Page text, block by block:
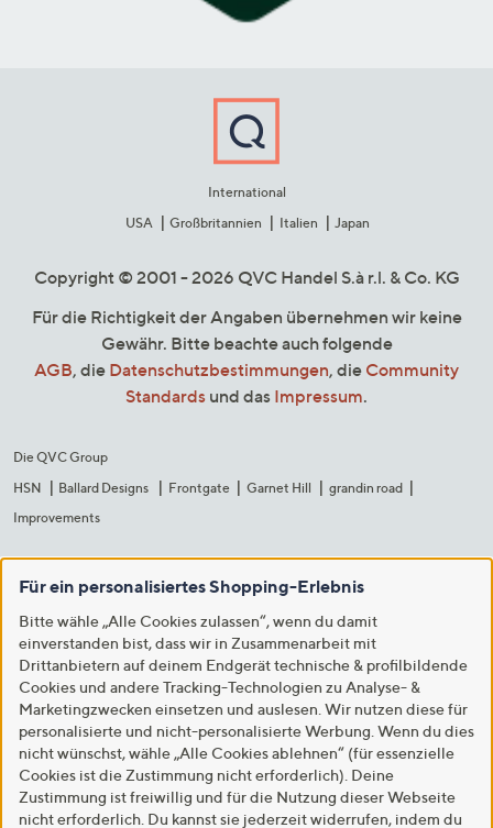
International
USA
Großbritannien Italien Japan
Copyright © 2001 - 2026 QVC Handel S.à r.l. & Co. KG
Für die Richtigkeit der Angaben übernehmen wir keine
Gewähr. Bitte beachte auch folgende
AGB, die Datenschutzbestimmungen, die Community
Standards und das Impressum.
Die QVC Group
HSN
Ballard Designs Frontgate Garnet Hill
grandin road
Improvements
Für ein personalisiertes Shopping-Erlebnis
Bitte wähle „Alle Cookies zulassen“, wenn du damit
einverstanden bist, dass wir in Zusammenarbeit mit
Drittanbietern auf deinem Endgerät technische & profilbildende
Cookies und andere Tracking-Technologien zu Analyse- &
Marketingzwecken einsetzen und auslesen. Wir nutzen diese für
personalisierte und nicht-personalisierte Werbung. Wenn du dies
nicht wünschst, wähle „Alle Cookies ablehnen“ (für essenzielle
Cookies ist die Zustimmung nicht erforderlich). Deine
Zustimmung ist freiwillig und für die Nutzung dieser Webseite
nicht erforderlich. Du kannst sie jederzeit widerrufen, indem du